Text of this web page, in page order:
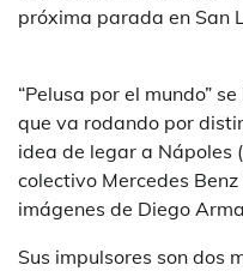
próxima parada en San
“Pelusa por el mundo”
que va rodando por
idea de legar a Nápoles
colectivo Mercedes
imágenes de Diego
Sus impulsores son dos